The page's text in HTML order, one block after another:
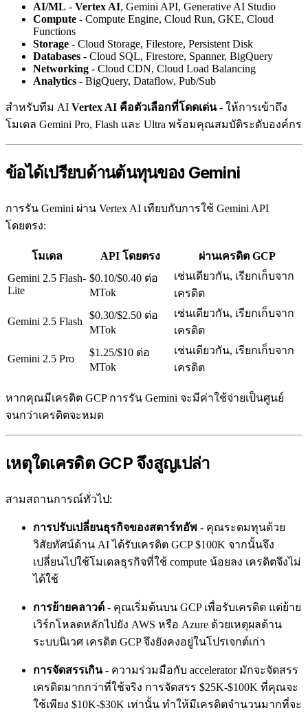
AI/ML - Vertex AI, Gemini API, Generative AI Studio
Compute - Compute Engine, Cloud Run, GKE, Cloud
Functions
Storage - Cloud Storage, Filestore, Persistent Disk
Databases - Cloud SQL, Firestore, Spanner, BigQuery
Networking - Cloud CDN, Cloud Load Balancing
Analytics - BigQuery, Dataflow, Pub/Sub
สำหรับทีม AI Vertex AI คือตัวเลือกที่โดดเด่น- ให้การเข้าถึง
โมเดล Gemini Pro, Flash และ Ultra พร้อมคุณสมบัติระดับองค์กร
ข้อได้เปรียบด้านต้นทุนของ Gemini
การรัน Gemini ผ่าน Vertex AI เทียบกับการใช้ Gemini API
โดยตรง:
โมเดล API โดยตรง
ผ่านเครดิต GCP
Gemini 2.5 Flash-
Lite
$0.10/$0.40 ต่อ
MTok
เช่นเดียวกัน, เรียกเก็บจาก
เครดิต
Gemini 2.5 Flash
$0.30/$2.50 ต่อ
MTok
เช่นเดียวกัน, เรียกเก็บจาก
เครดิต
Gemini 2.5 Pro
$1.25/$10 ต่อ
MTok
เช่นเดียวกัน, เรียกเก็บจาก
เครดิต
หากคุณมีเครดิต GCP การรัน Gemini จะมีค่าใช้จ่ายเป็นศูนย์
จนกว่าเครดิตจะหมด
เหตุใดเครดิต GCP จึงสูญเปล่า
สามสถานการณ์ทั่วไป:
การปรับเปลี่ยนธุรกิจของสตาร์ทอัพ - คุณระดมทุนด้วย
วิสัยทัศน์ด้าน AI ได้รับเครดิต GCP $100K จากนั้นจึง
เปลี่ยนไปใช้โมเดลธุรกิจที่ใช้ compute น้อยลง เครดิตจึงไม่
ได้ใช้
การย้ายคลาวด์ - คุณเริ่มต้นบน GCP เพื่อรับเครดิต แต่ย้าย
เวิร์กโหลดหลักไปยัง AWS หรือ Azure ด้วยเหตุผลด้าน
ระบบนิเวศ เครดิต GCP จึงยังคงอยู่ในโปรเจกต์เก่า
การจัดสรรเกิน- ความร่วมมือกับ accelerator มักจะจัดสรร
เครดิตมากกว่าที่ใช้จริง การจัดสรร $25K-$100K ที่คุณจะ
ใช้เพียง $10K-$30K เท่านั้น ทำให้มีเครดิตจำนวนมากที่จะ